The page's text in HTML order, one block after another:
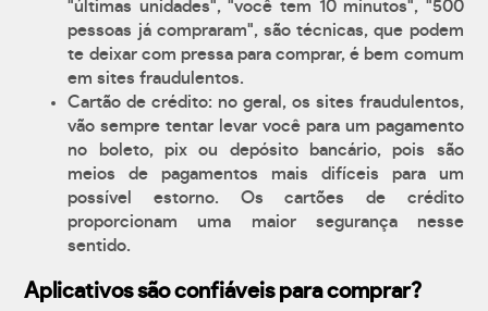
"últimas unidades", "você tem 10 minutos", "500
pessoas já compraram", são técnicas, que podem
te deixar com pressa para comprar, é bem comum
em sites fraudulentos.
Cartão de crédito: no geral, os sites fraudulentos,
vão sempre tentar levar você para um pagamento
no boleto, pix ou depósito bancário, pois são
meios de pagamentos mais difíceis para um
possível estorno. Os cartões de crédito
proporcionam uma maior segurança nesse
sentido.
Aplicativos são confiáveis para comprar?